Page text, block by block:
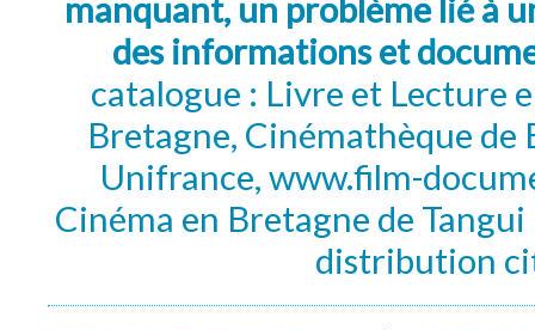
manquant, un problème lié à
des informations et
catalogue : Livre et Lecture
Bretagne, Cinémathèque de
Unifrance, www.film-
Cinéma en Bretagne de
distribution